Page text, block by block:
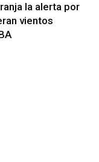
la alerta por
vientos